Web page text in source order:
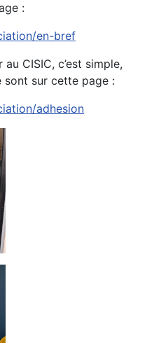
:
en-bref
CISIC, c’est simple,
sont sur cette page :
adhesion